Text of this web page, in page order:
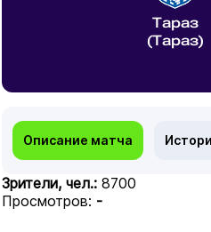
Тараз
(Тараз)
Описание матча
Зрители, чел.: 8700
Просмотров: -